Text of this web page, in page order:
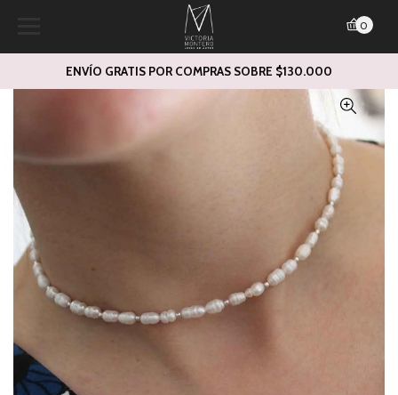
ENVÍO GRATIS POR COMPRAS SOBRE $130.000
0